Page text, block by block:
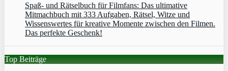
Spaß- und Rätselbuch für Filmfans: Das ultimative
Mitmachbuch mit 333 Aufgaben, Rätsel, Witze und
Wissenswertes für kreative Momente zwischen den Filmen.
Das perfekte Geschenk!
Top Beiträge